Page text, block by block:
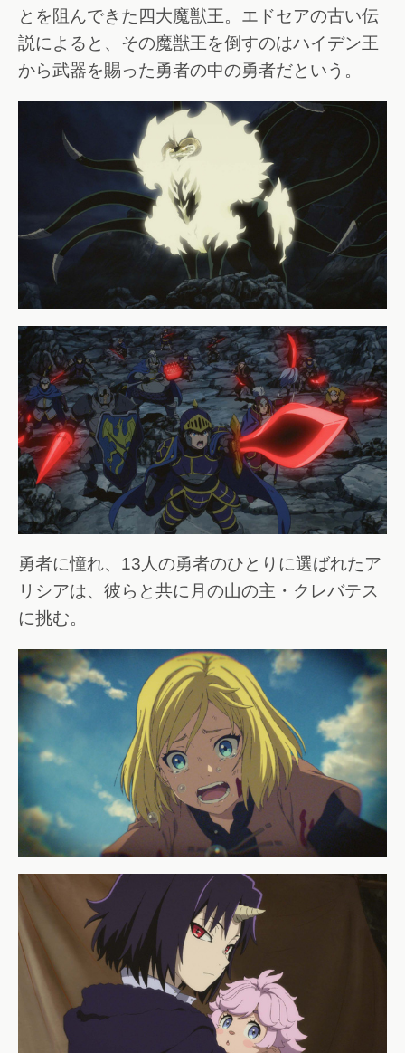
とを阻んできた四大魔獣王。エドセアの古い伝
説によると、その魔獣王を倒すのはハイデン王
から武器を賜った勇者の中の勇者だという。
勇者に憧れ、13人の勇者のひとりに選ばれたア
リシアは、彼らと共に月の山の主・クレバテス
に挑む。